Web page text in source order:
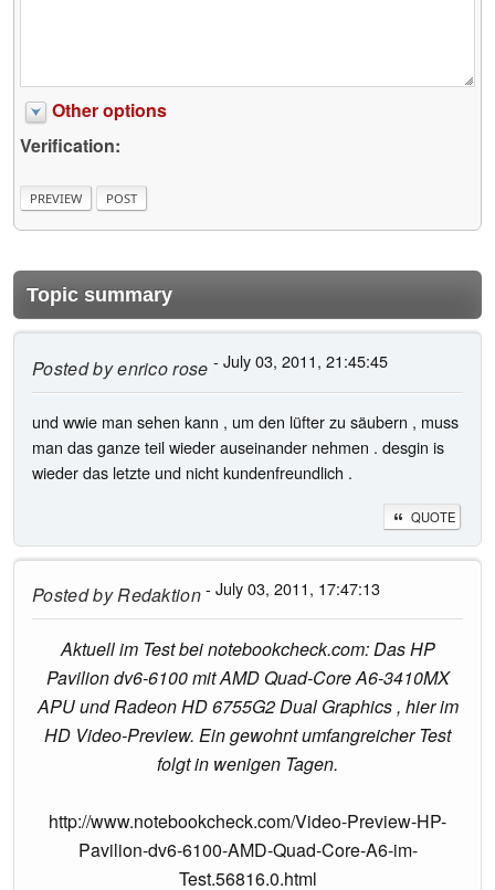
Other options
Verification:
Topic summary
Posted byenrico rose - July 03, 2011, 21:45:45
und wwie man sehen kann , um den lüfter zu säubern , muss
man das ganze teil wieder auseinander nehmen . desgin is
wieder das letzte und nicht kundenfreundlich .
QUOTE
Posted byRedaktion- July 03, 2011, 17:47:13
Aktuell im Test bei notebookcheck.com: Das HP
Pavilion dv6-6100 mit AMD Quad-Core A6-3410MX
APU und Radeon HD 6755G2 Dual Graphics , hier im
HD Video-Preview. Ein gewohnt umfangreicher Test
folgt in wenigen Tagen.
http://www.notebookcheck.com/Video-Preview-HP-
Pavilion-dv6-6100-AMD-Quad-Core-A6-im-
Test.56816.0.html